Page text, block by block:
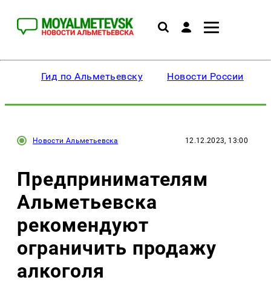
Гид по Альметьевску Новости России
Новости Альметьевска 12.12.2023, 13:00
Предпринимателям
Альметьевска
рекомендуют
ограничить продажу
алкоголя